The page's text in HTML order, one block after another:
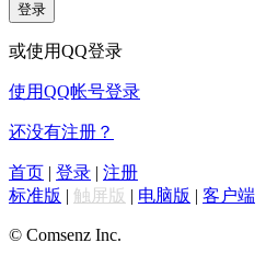
登录
或使用QQ登录
使用QQ帐号登录
还没有注册？
首页 | 登录 | 注册
标准版 | 触屏版 | 电脑版 | 客户端
© Comsenz Inc.